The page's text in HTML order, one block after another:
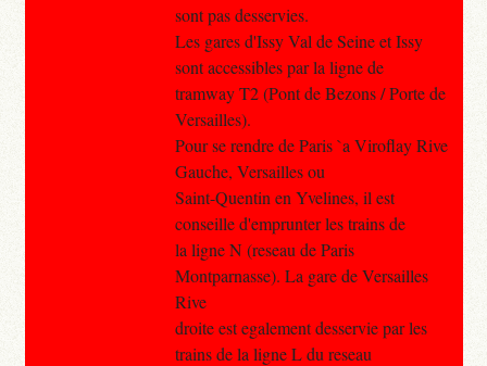
sont pas desservies.
Les gares d'Issy Val de Seine et Issy
sont accessibles par la ligne de
tramway T2 (Pont de Bezons / Porte de
Versailles).
Pour se rendre de Paris `a Viroflay Rive
Gauche, Versailles ou
Saint-Quentin en Yvelines, il est
conseille d'emprunter les trains de
la ligne N (reseau de Paris
Montparnasse). La gare de Versailles
Rive
droite est egalement desservie par les
trains de la ligne L du reseau